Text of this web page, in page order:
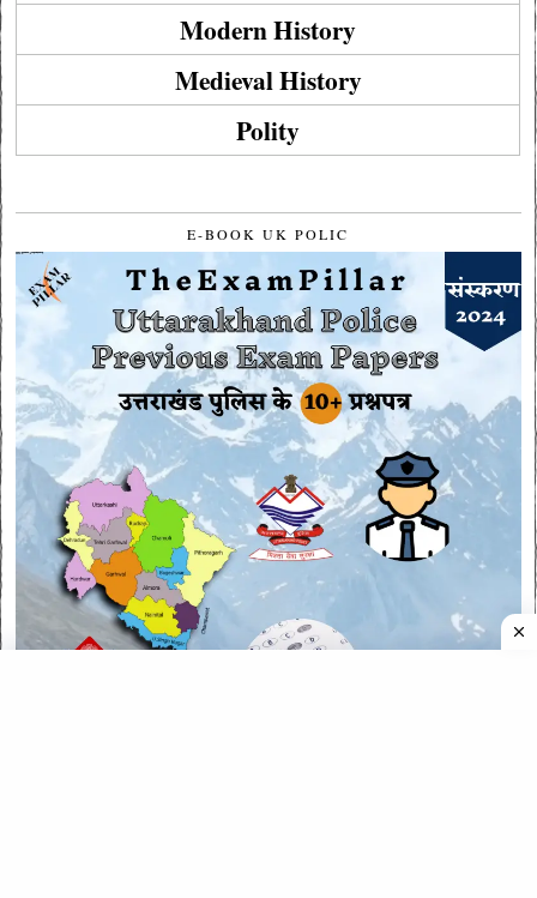
Modern History
Medieval History
Polity
E-BOOK UK POLIC